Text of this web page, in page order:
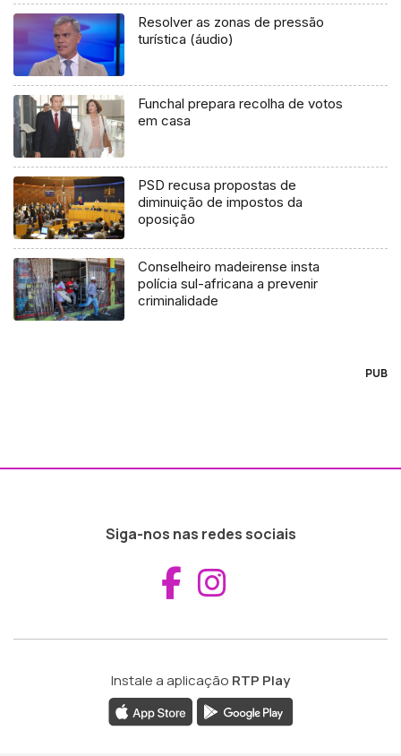
Resolver as zonas de pressão
turística (áudio)
Funchal prepara recolha de votos
em casa
PSD recusa propostas de
diminuição de impostos da
oposição
Conselheiro madeirense insta
polícia sul-africana a prevenir
criminalidade
PUB
Siga-nos nas redes sociais
Aceder ao
Instale a aplicação RTP Play